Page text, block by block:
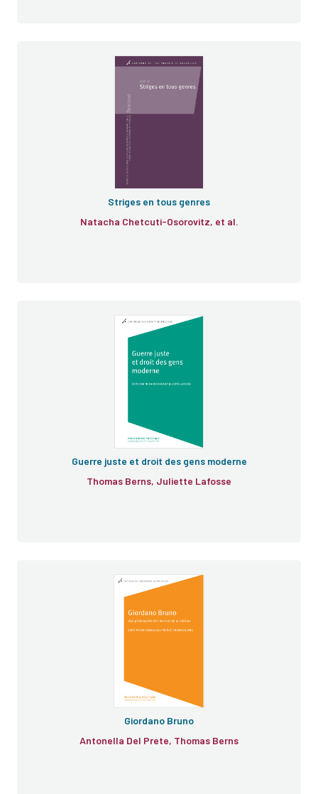
Striges en tous genres
Natacha Chetcuti-Osorovitz, et al.
Guerre juste et droit des gens moderne
Thomas Berns, Juliette Lafosse
Giordano Bruno
Antonella Del Prete, Thomas Berns